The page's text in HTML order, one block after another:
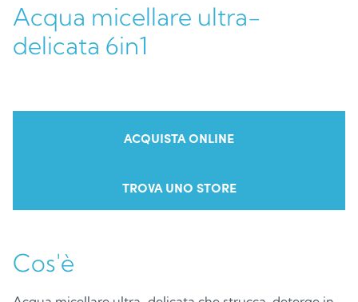
Acqua micellare ultra-
delicata 6in1
ACQUISTA ONLINE
TROVA UNO STORE
Cos'è